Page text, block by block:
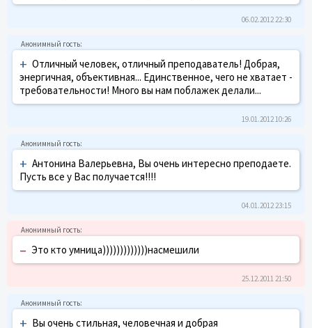
06.02.2012 22:30
+ Отличный человек, отличный преподаватель! Добрая,
энергичная, объективная... Единственное, чего не хватает -
требовательности! Много вы нам поблажек делали...
19.01.2012 10:26
+ Антонина Валерьевна, Вы очень интересно преподаете.
Пусть все у Вас получается!!!!
04.01.2012 23:15
– Это кто умница)))))))))))))насмешили
25.12.2011 21:50
+ Вы очень стильная, человечная и добрая